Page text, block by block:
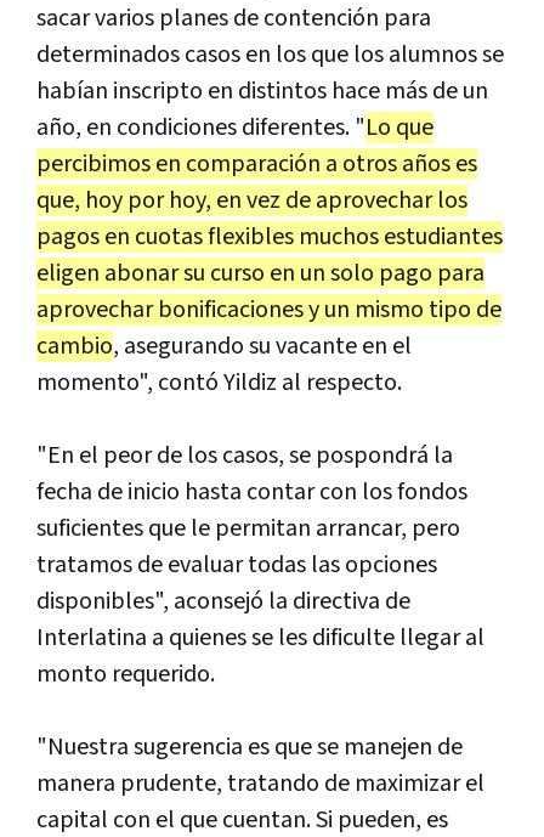
sacar varios planes de contención para
determinados casos en los que los alumnos se
habían inscripto en distintos hace más de un
año, en condiciones diferentes. "Lo que
percibimos en comparación a otros años es
que, hoy por hoy, en vez de aprovechar los
pagos en cuotas flexibles muchos estudiantes
eligen abonar su curso en un solo pago para
aprovechar bonificaciones y un mismo tipo de
cambio, asegurando su vacante en el
momento", contó Yildiz al respecto.
"En el peor de los casos, se pospondrá la
fecha de inicio hasta contar con los fondos
suficientes que le permitan arrancar, pero
tratamos de evaluar todas las opciones
disponibles", aconsejó la directiva de
Interlatina a quienes se les dificulte llegar al
monto requerido.
"Nuestra sugerencia es que se manejen de
manera prudente, tratando de maximizar el
capital con el que cuentan. Si pueden, es